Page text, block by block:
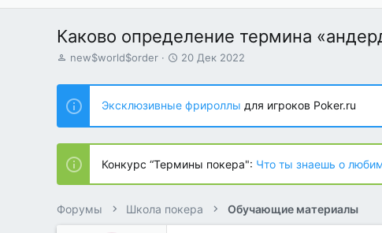
Каково определение термина
А
т
о
р
т
е
м
ы
new$world$order
Д
т
н
а
ч
л
а
20 Дек 2022
Эксклюзивные фрироллы для игроков Poker.ru
Конкурс “Термины покера": Что ты знаешь о
Форумы Школа покера Обучающие материалы